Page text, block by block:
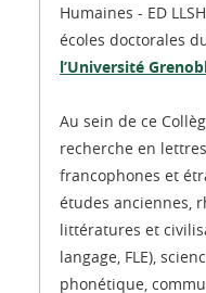
Humaines - ED
écoles doctorales
l’Université
Au sein de ce
recherche en
francophones et
études anciennes,
littératures et
langage, FLE),
phonétique,